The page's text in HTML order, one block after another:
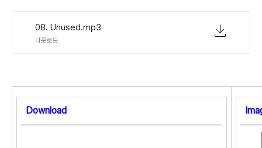
08. Unused.mp3
다운로드
Download